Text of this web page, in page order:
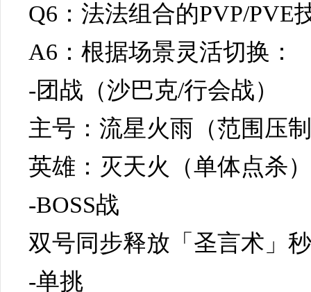
Q6：法法组合的PVP/PVE
A6：根据场景灵活切换：
-团战（沙巴克/行会战）
主号：流星火雨（范围压
英雄：灭天火（单体点杀
-BOSS战
双号同步释放「圣言术」
-单挑